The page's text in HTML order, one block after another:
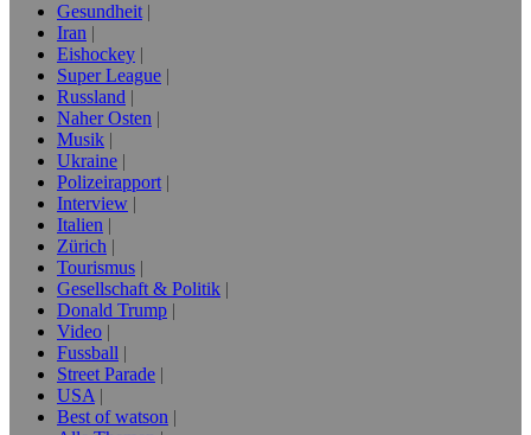
Gesundheit
Iran
Eishockey
Super League
Russland
Naher Osten
Musik
Ukraine
Polizeirapport
Interview
Italien
Zürich
Tourismus
Gesellschaft & Politik
Donald Trump
Video
Fussball
Street Parade
USA
Best of watson